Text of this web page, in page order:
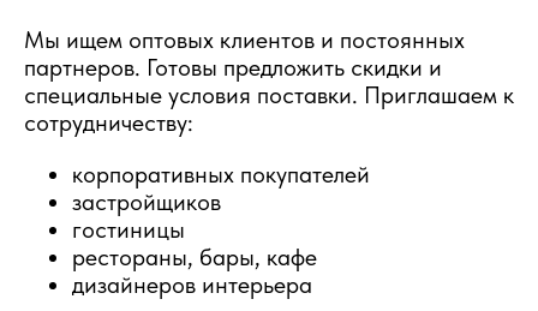
Мы ищем оптовых клиентов и постоянных
партнеров. Готовы предложить скидки и
специальные условия поставки. Приглашаем к
сотрудничеству:
корпоративных покупателей
застройщиков
гостиницы
рестораны, бары, кафе
дизайнеров интерьера